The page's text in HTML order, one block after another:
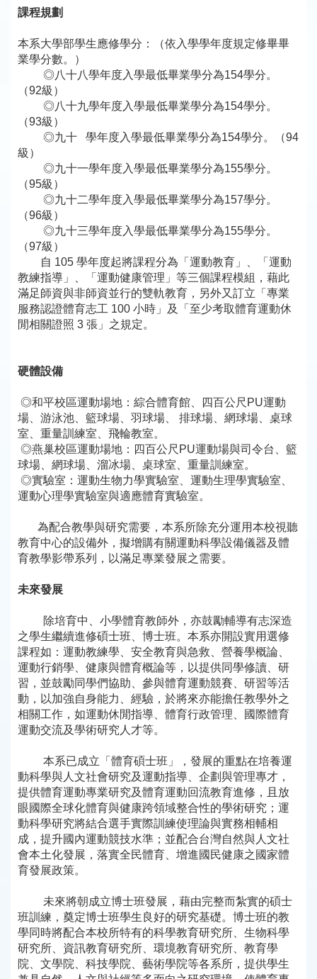
課程規劃
本系大學部學生應修學分：（依入學學年度規定修畢畢
業學分數。）
◎八十八學年度入學最低畢業學分為154學分。
（92級）
◎八十九學年度入學最低畢業學分為154學分。
（93級）
◎九十 學年度入學最低畢業學分為154學分。（94
級）
◎九十一學年度入學最低畢業學分為155學分。
（95級）
◎九十二學年度入學最低畢業學分為157學分。
（96級）
◎九十三學年度入學最低畢業學分為155學分。
（97級）
自 105 學年度起將課程分為「運動教育」、「運動
教練指導」、「運動健康管理」等三個課程模組，藉此
滿足師資與非師資並行的雙軌教育，另外又訂立「專業
服務認證體育志工 100 小時」及「至少考取體育運動休
閒相關證照 3 張」之規定。
硬體設備
◎和平校區運動場地：綜合體育館、四百公尺PU運動
場、游泳池、籃球場、羽球場、 排球場、網球場、桌球
室、重量訓練室、飛輪教室。
◎燕巢校區運動場地：四百公尺PU運動場與司令台、籃
球場、網球場、溜冰場、桌球室、重量訓練室。
◎實驗室：運動生物力學實驗室、運動生理學實驗室、
運動心理學實驗室與適應體育實驗室。
為配合教學與研究需要，本系所除充分運用本校視聽
教育中心的設備外，擬增購有關運動科學設備儀器及體
育教學影帶系列，以滿足專業發展之需要。
未來發展
除培育中、小學體育教師外，亦鼓勵輔導有志深造
之學生繼續進修碩士班、博士班。本系亦開設實用選修
課程如：運動教練學、安全教育與急救、營養學概論、
運動行銷學、健康與體育概論等，以提供同學修讀、研
習，並鼓勵同學們協助、參與體育運動競賽、研習等活
動，以加強自身能力、經驗，於將來亦能擔任教學外之
相關工作，如運動休閒指導、體育行政管理、國際體育
運動交流及學術研究人才等。
本系已成立「體育碩士班」，發展的重點在培養運
動科學與人文社會研究及運動指導、企劃與管理專才，
提供體育運動專業研究及體育運動回流教育進修，且放
眼國際全球化體育與健康跨領域整合性的學術研究；運
動科學研究將結合選手實際訓練使理論與實務相輔相
成，提升國內運動競技水準；並配合台灣自然與人文社
會本土化發展，落實全民體育、增進國民健康之國家體
育發展政策。
未來將朝成立博士班發展，藉由完整而紮實的碩士
班訓練，奠定博士班學生良好的研究基礎。博士班的教
學同時將配合本校所特有的科學教育研究所、生物科學
研究所、資訊教育研究所、環境教育研究所、教育學
院、文學院、科技學院、藝術學院等各系所，提供學生